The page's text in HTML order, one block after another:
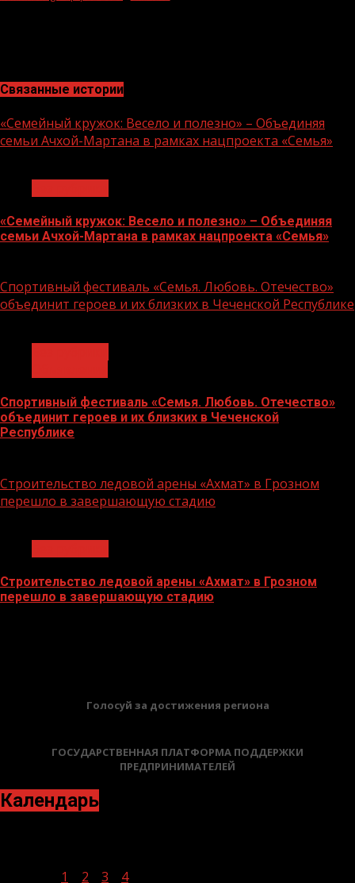
Связанные истории
«Семейный кружок: Весело и полезно» – Объединяя
семьи Ачхой-Мартана в рамках нацпроекта «Семья»
«Семейный кружок: Весело и полезно» – Объединяя
семьи Ачхой-Мартана в рамках нацпроекта «Семья»
Спортивный фестиваль «Семья. Любовь. Отечество»
объединит героев и их близких в Чеченской Республике
Спортивный фестиваль «Семья. Любовь. Отечество»
объединит героев и их близких в Чеченской
Республике
Строительство ледовой арены «Ахмат» в Грозном
перешло в завершающую стадию
Строительство ледовой арены «Ахмат» в Грозном
перешло в завершающую стадию
Голосуй за достижения региона
ГОСУДАРСТВЕННАЯ ПЛАТФОРМА ПОДДЕРЖКИ
ПРЕДПРИНИМАТЕЛЕЙ
Календарь
1
2 3
4